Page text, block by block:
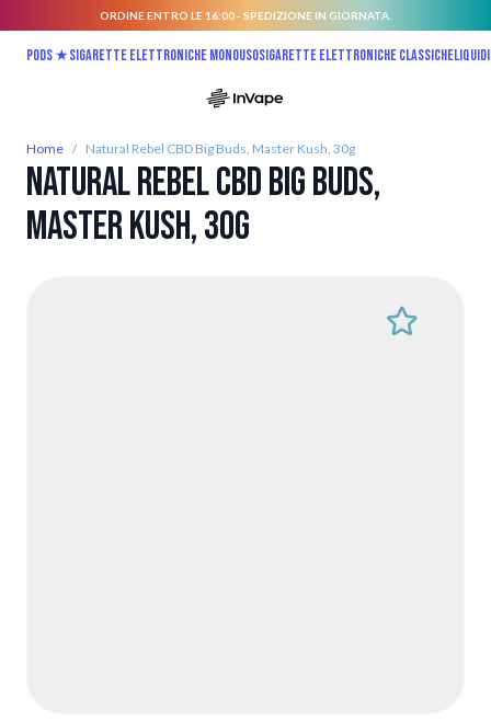
ORDINE ENTRO LE 16:00 - SPEDIZIONE IN GIORNATA.
Pods ★Sigarette elettroniche monousoSigarette elettroniche classiche
Home / Natural Rebel CBD Big Buds, Master Kush, 30g
Natural Rebel CBD Big Buds,
Master Kush, 30g